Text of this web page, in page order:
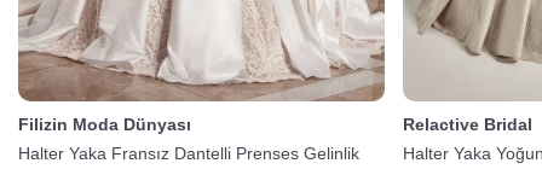
Filizin Moda Dünyası
Halter Yaka Fransız Dantelli Prenses Gelinlik
Relactive Bridal
Halter Yaka